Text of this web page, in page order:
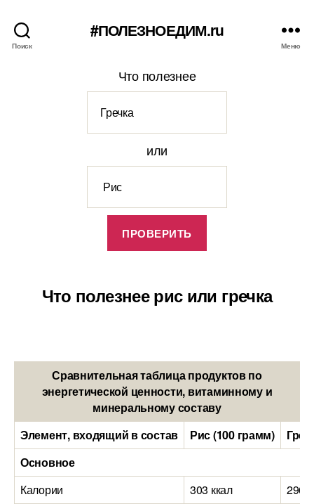
Поиск
#ПОЛЕЗНОЕДИМ.ru
Меню
Что полезнее
или
Что полезнее рис или гречка
Сравнительная таблица продуктов по
энергетической ценности, витаминному и
минеральному составу
Элемент, входящий в состав
Рис (100 грамм)
Основное
Калории
303 ккал
296